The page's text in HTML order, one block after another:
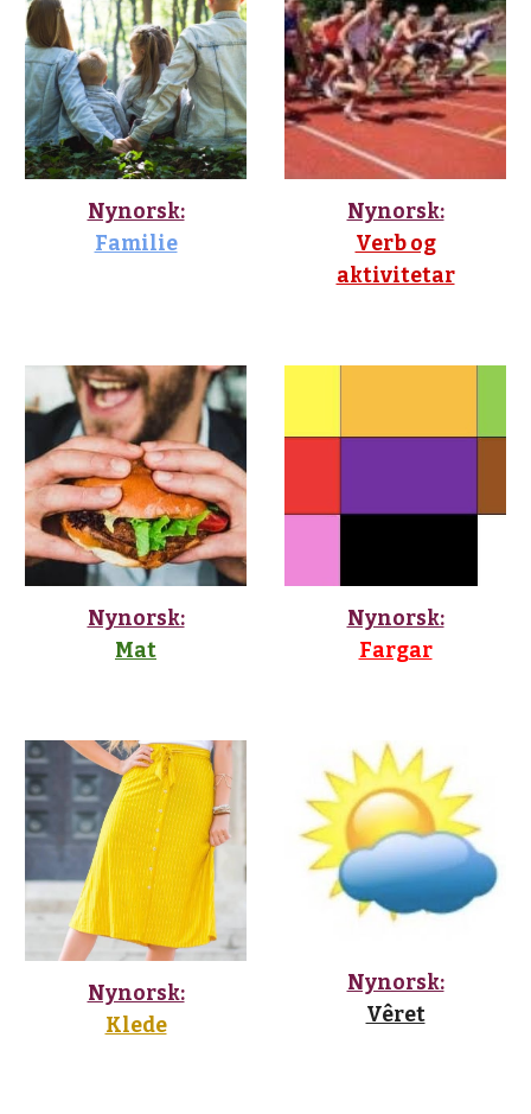
Nynorsk:
Familie
Nynorsk:
Verb og
aktivitetar
Nynorsk:
Mat
Nynorsk:
Fargar
Nynorsk:
Klede
Nynorsk:
Vêret